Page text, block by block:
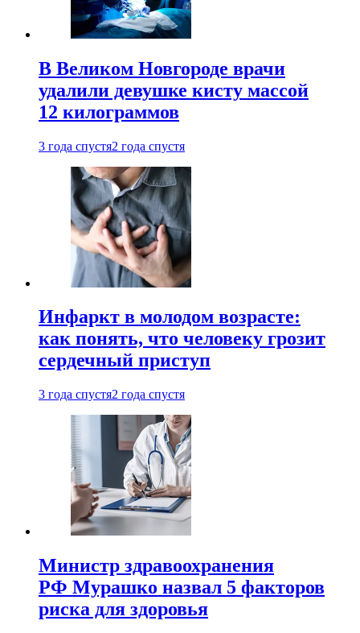
В Великом Новгороде врачи
удалили девушке кисту массой
12 килограммов
3 года спустя2 года спустя
Инфаркт в молодом возрасте:
как понять, что человеку грозит
сердечный приступ
3 года спустя2 года спустя
Министр здравоохранения
РФ Мурашко назвал 5 факторов
риска для здоровья